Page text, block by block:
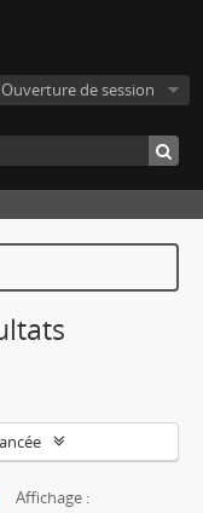
Ouverture de session
Affichage :